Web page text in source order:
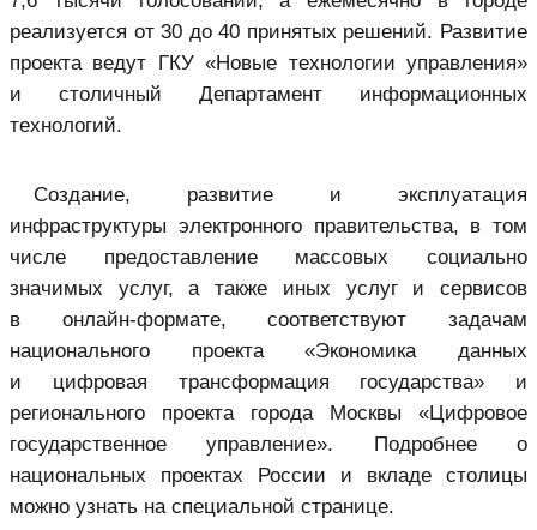
реализуется от 30 до 40 принятых решений. Развитие
проекта ведут ГКУ «Новые технологии управления»
и столичный Департамент информационных
технологий.
Создание, развитие и эксплуатация
инфраструктуры электронного правительства, в том
числе предоставление массовых социально
значимых услуг, а также иных услуг и сервисов
в онлайн-формате, соответствуют задачам
национального проекта «Экономика данных
и цифровая трансформация государства» и
регионального проекта города Москвы «Цифровое
государственное управление». Подробнее о
национальных проектах России и вкладе столицы
можно узнать на специальной странице.